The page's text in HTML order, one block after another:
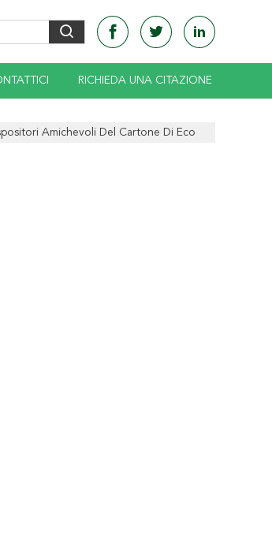
RICHIEDA UNA CITAZIONE
Amichevoli Del Cartone Di Eco